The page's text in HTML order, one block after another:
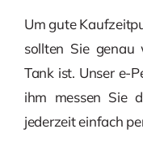
Um gute
sollten Sie
Tank ist. Unser e-
ihm messen Sie
jederzeit einfach